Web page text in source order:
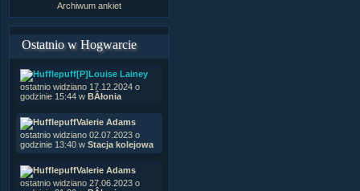
Archiwum ankiet
Ostatnio w Hogwarcie
[P]Louise Lainey
ostatnio widziano 17.12.2024 o
godzinie 15:44 w BÂłonia
Valerie Adams
ostatnio widziano 02.07.2023 o
godzinie 13:40 w Stacja kolejowa
Valerie Adams
ostatnio widziano 27.06.2023 o